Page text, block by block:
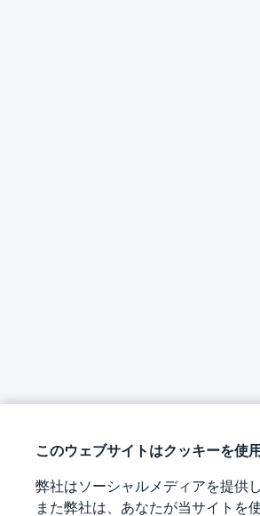
このウェブサイトはクッキーを使
弊社はソーシャルメディアを提供
また弊社は、あなたが当サイトを